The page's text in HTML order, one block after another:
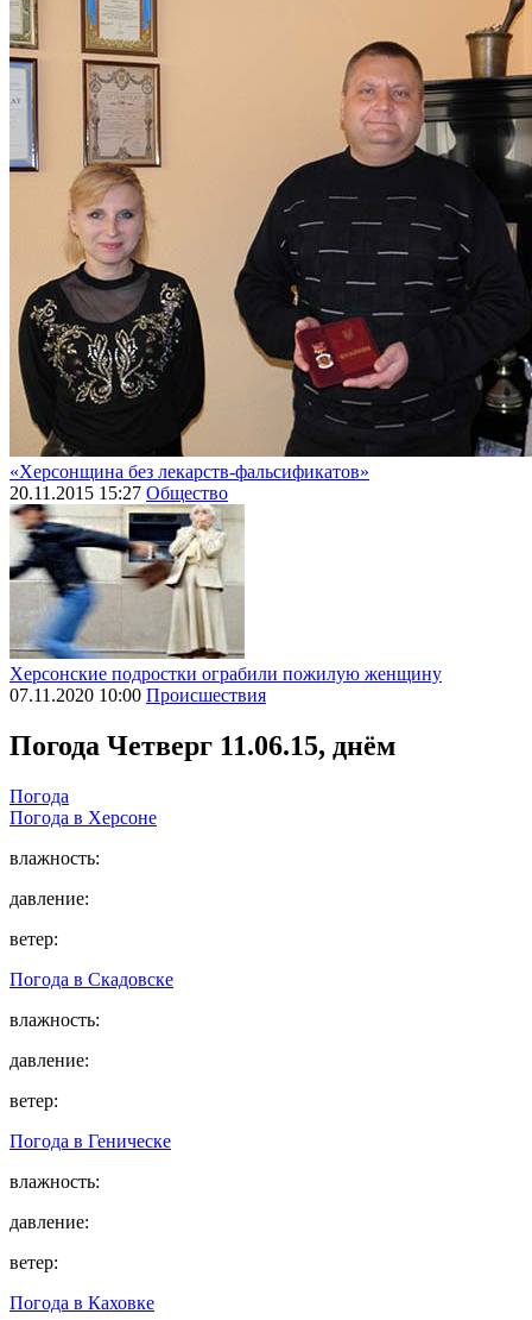
«Херсонщина без лекарств-фальсификатов»
20.11.2015 15:27 Общество
Херсонские подростки ограбили пожилую женщину
07.11.2020 10:00 Происшествия
Погода Четверг 11.06.15, днём
Погода
Погода в Херсоне
влажность:
давление:
ветер:
Погода в Скадовске
влажность:
давление:
ветер:
Погода в Геническе
влажность:
давление:
ветер:
Погода в Каховке